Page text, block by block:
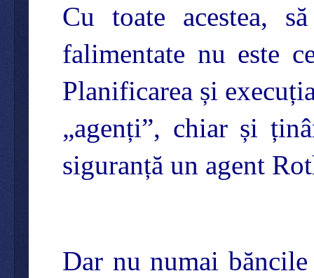
Cu toate acestea,
falimentate nu este
Planificarea și
„agenți”, chiar și
siguranță un agent
Dar nu numai